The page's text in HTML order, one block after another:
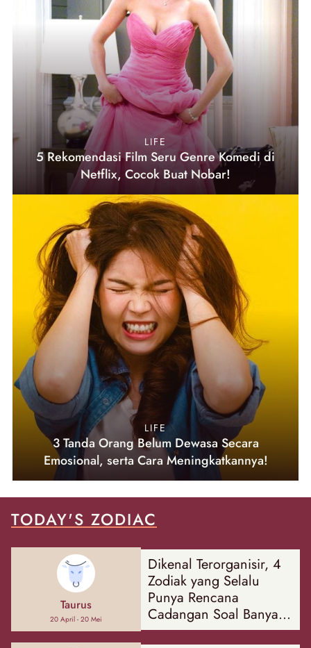
LIFE
5 Rekomendasi Film Seru Genre Komedi di
Netflix, Cocok Buat Nobar!
LIFE
3 Tanda Orang Belum Dewasa Secara
Emosional, serta Cara Meningkatkannya!
TODAY'S ZODIAC
Taurus
20 April - 20 Mei
Dikenal Terorganisir, 4
Zodiak yang Selalu
Punya Rencana
Cadangan Soal Banyak
Hal